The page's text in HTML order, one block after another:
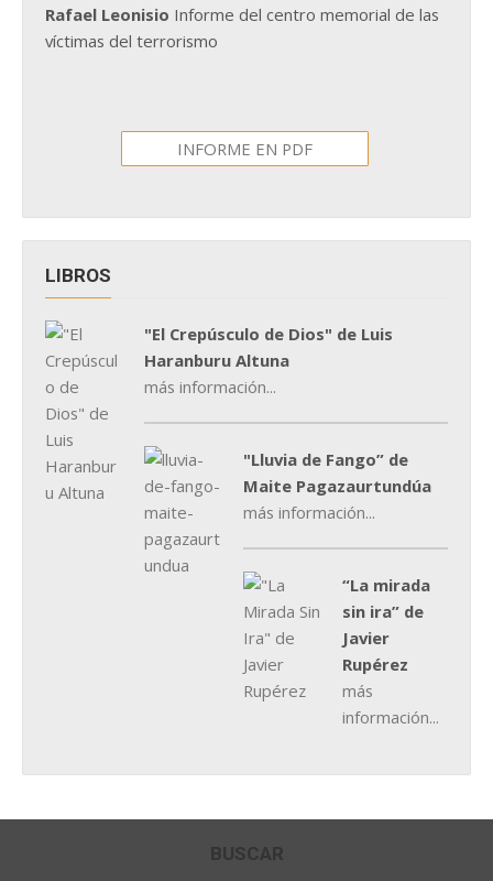
Rafael Leonisio Informe del centro memorial de las
víctimas del terrorismo
INFORME EN PDF
LIBROS
"El Crepúsculo de Dios" de Luis
Haranburu Altuna
más información...
"Lluvia de Fango” de
Maite Pagazaurtundúa
más información...
“La mirada
sin ira” de
Javier
Rupérez
más
información...
BUSCAR